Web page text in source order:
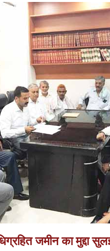
जमीन का मुद्दा